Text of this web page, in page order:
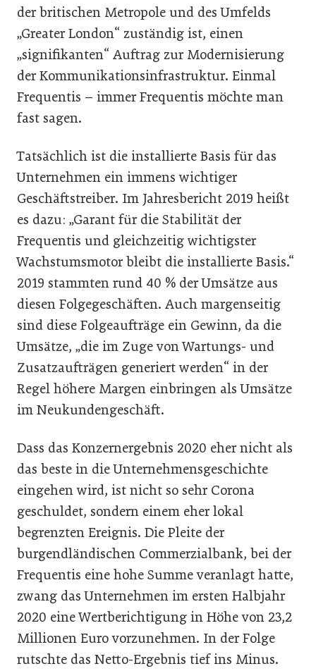
der britischen Metropole und des Umfelds
„Greater London“ zuständig ist, einen
„signifikanten“ Auftrag zur Modernisierung
der Kommunikationsinfrastruktur. Einmal
Frequentis – immer Frequentis möchte man
fast sagen.
Tatsächlich ist die installierte Basis für das
Unternehmen ein immens wichtiger
Geschäftstreiber. Im Jahresbericht 2019 heißt
es dazu: „Garant für die Stabilität der
Frequentis und gleichzeitig wichtigster
Wachstumsmotor bleibt die installierte Basis.“
2019 stammten rund 40 % der Umsätze aus
diesen Folgegeschäften. Auch margenseitig
sind diese Folgeaufträge ein Gewinn, da die
Umsätze, „die im Zuge von Wartungs- und
Zusatzaufträgen generiert werden“ in der
Regel höhere Margen einbringen als Umsätze
im Neukundengeschäft.
Dass das Konzernergebnis 2020 eher nicht als
das beste in die Unternehmensgeschichte
eingehen wird, ist nicht so sehr Corona
geschuldet, sondern einem eher lokal
begrenzten Ereignis. Die Pleite der
burgendländischen Commerzial­bank, bei der
Frequentis eine hohe Summe veranlagt hatte,
zwang das Unternehmen im ersten Halbjahr
2020 eine Wertberichtigung in Höhe von 23,2
Millionen Euro vorzunehmen. In der Folge
rutschte das Netto-Ergebnis tief ins Minus.